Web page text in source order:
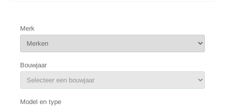
Merk
Bouwjaar
Model en type